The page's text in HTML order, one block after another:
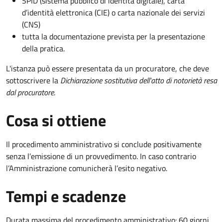
d’identità elettronica (CIE) o carta nazionale dei servizi
(CNS)
tutta la documentazione prevista per la presentazione
della pratica.
L'istanza può essere presentata da un procuratore, che deve
sottoscrivere la Dichiarazione sostitutiva dell'atto di notorietà resa
dal procuratore.
Cosa si ottiene
Il procedimento amministrativo si conclude positivamente
senza l’emissione di un provvedimento. In caso contrario
l’Amministrazione comunicherà l’esito negativo.
Tempi e scadenze